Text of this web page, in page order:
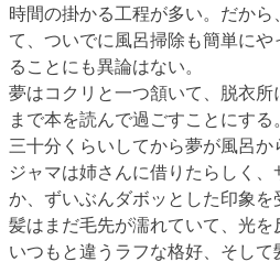
時間の掛かる工程が多い。だか
て、ついでに風呂掃除も簡単にや
ることにも異論はない。
夢はコクリと一つ頷いて、脱衣
まで本を読んで過ごすことにする
三十分くらいしてから夢が風呂
ジャマは姉さんに借りたらしく
か、ずいぶんダボッとした印象
髪はまだ毛先が濡れていて、光を
いつもと違うラフな格好、そし